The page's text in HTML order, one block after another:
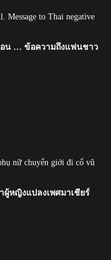
Message to Thai negative
น … ข้อความถึงแฟนชาว
nữ chuyển giới đi cổ vũ
ผู้หญิงแปลงเพศมาเชียร์